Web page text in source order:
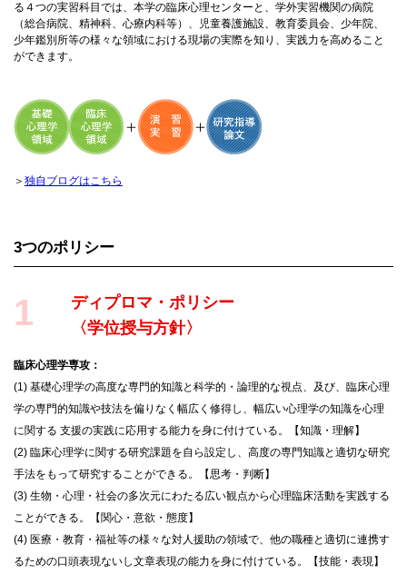
る４つの実習科目では、本学の臨床心理センターと、学外実習機関の病院
（総合病院、精神科、心療内科等）、児童養護施設、教育委員会、少年院、
少年鑑別所等の様々な領域における現場の実際を知り、実践力を高めること
ができます。
＞ 独自ブログはこちら
3つのポリシー
1
ディプロマ・ポリシー
〈学位授与方針〉
臨床心理学専攻：
(1) 基礎心理学の高度な専門的知識と科学的・論理的な視点、及び、臨床心理
学の専門的知識や技法を偏りなく幅広く修得し、幅広い心理学の知識を心理
に関する 支援の実践に応用する能力を身に付けている。【知識・理解】
(2) 臨床心理学に関する研究課題を自ら設定し、高度の専門知識と適切な研究
手法をもって研究することができる。【思考・判断】
(3) 生物・心理・社会の多次元にわたる広い観点から心理臨床活動を実践する
ことができる。【関心・意欲・態度】
(4) 医療・教育・福祉等の様々な対人援助の領域で、他の職種と適切に連携す
るための口頭表現ないし文章表現の能力を身に付けている。【技能・表現】